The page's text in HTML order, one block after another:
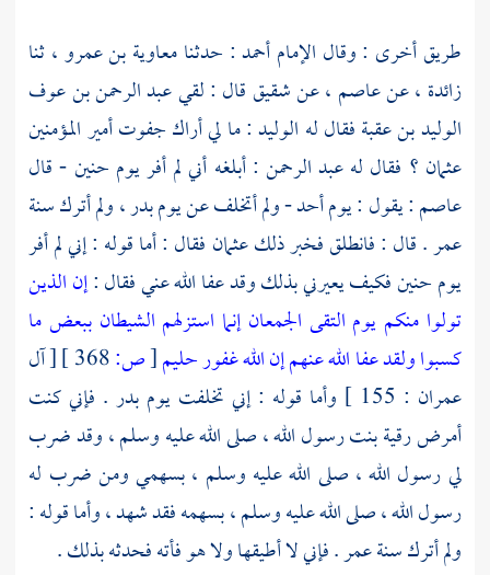
طريق أخرى : وقال الإمامأحمد: حدثنامعاوية بن عمرو ،ثنا
زائدة ،عنعاصم ،عنشقيققال : لقيعبد الرحمن بن عوف
الوليد بن عقبةفقال له الوليد: ما لي أراك جفوت أمير المؤمنين
عثمان ؟ فقال لهعبد الرحمن : أبلغه أني لم أفر يوم حنين- قال
عاصم: يقول : يومأحد- ولم أتخلف عن يومبدر ،ولم أترك سنة
عمر. قال : فانطلق فخبر ذلكعثمان فقال : أما قوله : إني لم أفر
يومحنينفكيف يعيرني بذلك وقد عفا الله عني فقال :إن الذين
تولوا منكم يوم التقى الجمعان إنما استزلهم الشيطان ببعض ما
كسبوا ولقد عفا الله عنهم إن الله غفور حليم[ص:
[ آل
عمران : 155 ] وأما قوله : إني تخلفت يوم
بدر . فإني كنت
أمرضرقيةبنت رسول الله ، صلى الله عليه وسلم ، وقد ضرب
لي رسول الله ، صلى الله عليه وسلم ، بسهمي ومن ضرب له
رسول الله ، صلى الله عليه وسلم ، بسهمه فقد شهد ، وأما قوله :
ولم أترك سنةعمر. فإني لا أطيقها ولا هو فأته فحدثه بذلك .